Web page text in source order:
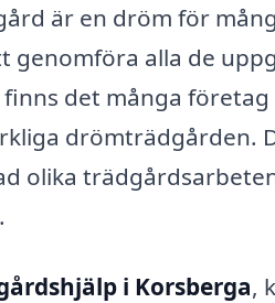
är en dröm för
alla de
finns det många
drömträdgården.
olika
i Korsberga,